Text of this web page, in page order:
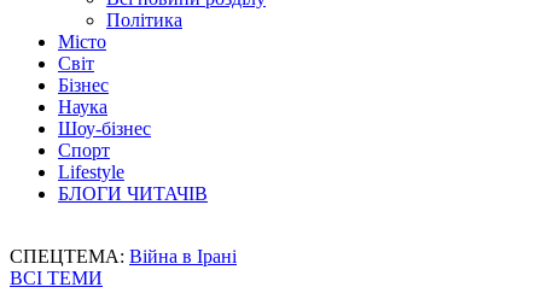
Політика
Місто
Світ
Бізнес
Наука
Шоу-бізнес
Спорт
Lifestyle
БЛОГИ ЧИТАЧІВ
СПЕЦТЕМА: Війна в Ірані
ВСІ ТЕМИ